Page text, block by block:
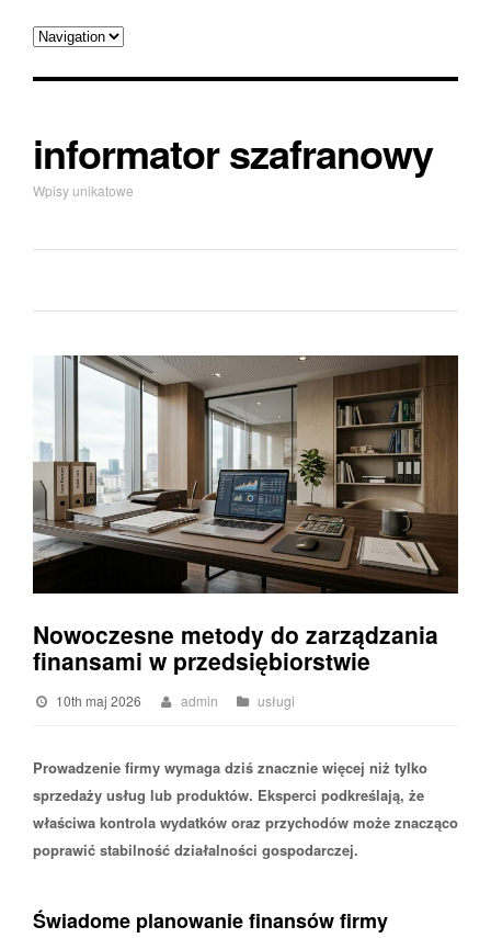
informator szafranowy
Wpisy unikatowe
Nowoczesne metody do zarządzania
finansami w przedsiębiorstwie
10th maj 2026 admin usługi
Prowadzenie firmy wymaga dziś znacznie więcej niż tylko
sprzedaży usług lub produktów. Eksperci podkreślają, że
właściwa kontrola wydatków oraz przychodów może znacząco
poprawić stabilność działalności gospodarczej.
Świadome planowanie finansów firmy